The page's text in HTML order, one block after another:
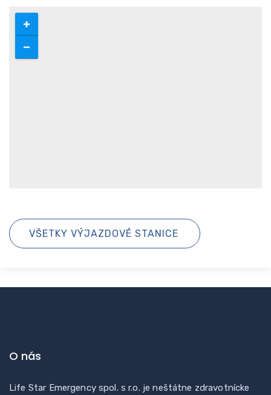
VŠETKY VÝJAZDOVÉ STANICE
O nás
Life Star Emergency spol. s r.o. je neštátne zdravotnícke